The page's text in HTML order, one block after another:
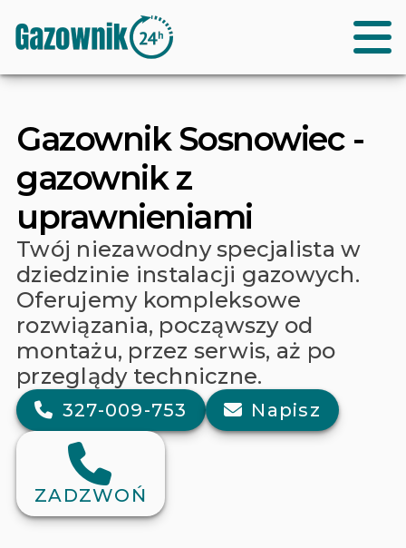
Gazownik Sosnowiec -
gazownik z
uprawnieniami
Twój niezawodny specjalista w
dziedzinie instalacji gazowych.
Oferujemy kompleksowe
rozwiązania, począwszy od
montażu, przez serwis, aż po
przeglądy techniczne.
327-009-753 Napisz
ZADZWOŃ